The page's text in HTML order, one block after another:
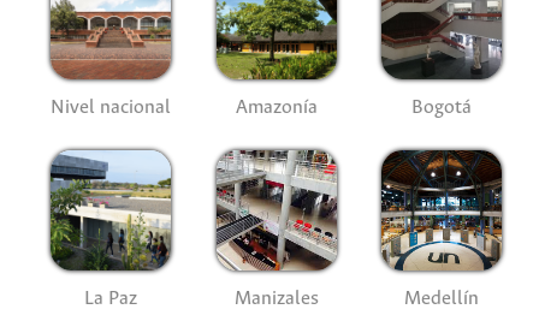
Nivel nacional Amazonía Bogotá
La Paz Manizales Medellín